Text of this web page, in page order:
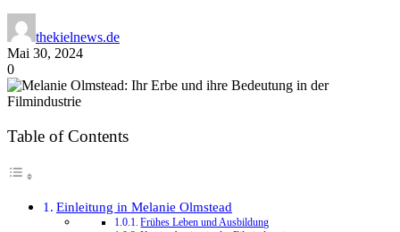
thekielnews.de
Mai 30, 2024
0
Table of Contents
Einleitung in Melanie Olmstead
Frühes Leben und Ausbildung